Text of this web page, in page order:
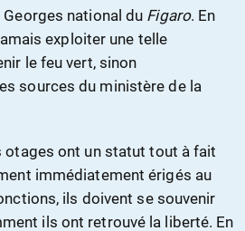
national du Figaro. En
exploiter une telle
le feu vert, sinon
sources du ministère de la
otages ont un statut tout à fait
immédiatement érigés au
ils doivent se souvenir
ils ont retrouvé la liberté. En